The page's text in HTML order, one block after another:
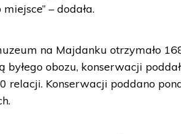
– dodała.
na Majdanku otrzymało
byłego obozu, konserwacji
relacji. Konserwacji poddano